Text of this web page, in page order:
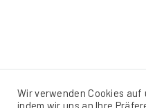
Wir verwenden Cookies
indem wir uns an Ihre